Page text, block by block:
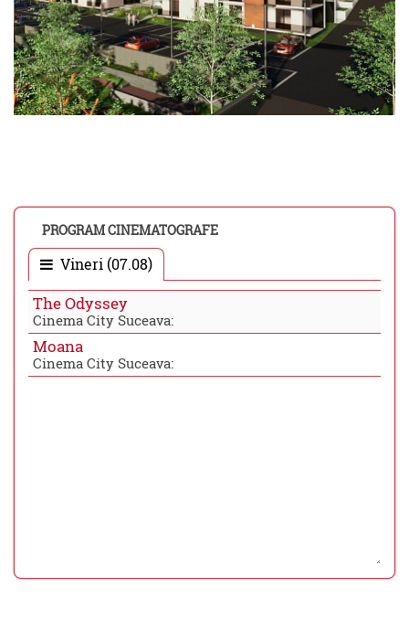
PROGRAM CINEMATOGRAFE
Vineri (07.08)
The Odyssey
Cinema City Suceava:
Moana
Cinema City Suceava: